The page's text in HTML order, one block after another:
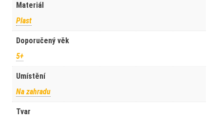
Materiál
Plast
Doporučený věk
5+
Umístění
Na zahradu
Tvar